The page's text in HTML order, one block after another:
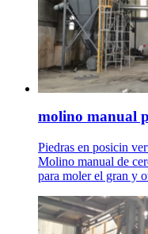
molino manual
Piedras en posicin
Molino manual de
para moler el gran y